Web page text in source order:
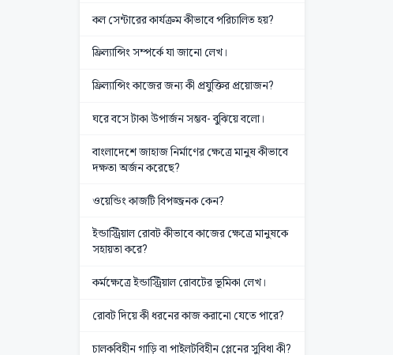
কল সেন্টারের কার্যক্রম কীভাবে পরিচালিত হয়?
ফ্রিল্যান্সিং সম্পর্কে যা জানো লেখ।
ফ্রিল্যান্সিং কাজের জন্য কী প্রযুক্তির প্রয়োজন?
ঘরে বসে টাকা উপার্জন সম্ভব- বুঝিয়ে বলো।
বাংলাদেশে জাহাজ নির্মাণের ক্ষেত্রে মানুষ কীভাবে
দক্ষতা অর্জন করেছে?
ওয়েন্ডিং কাজটি বিপজ্জনক কেন?
ইন্ডাস্ট্রিয়াল রোবট কীভাবে কাজের ক্ষেত্রে মানুষকে
সহায়তা করে?
কর্মক্ষেত্রে ইন্ডাস্ট্রিয়াল রোবটের ভূমিকা লেখ।
রোবট দিয়ে কী ধরনের কাজ করানো যেতে পারে?
চালকবিহীন গাড়ি বা পাইলটবিহীন প্লেনের সুবিধা কী?